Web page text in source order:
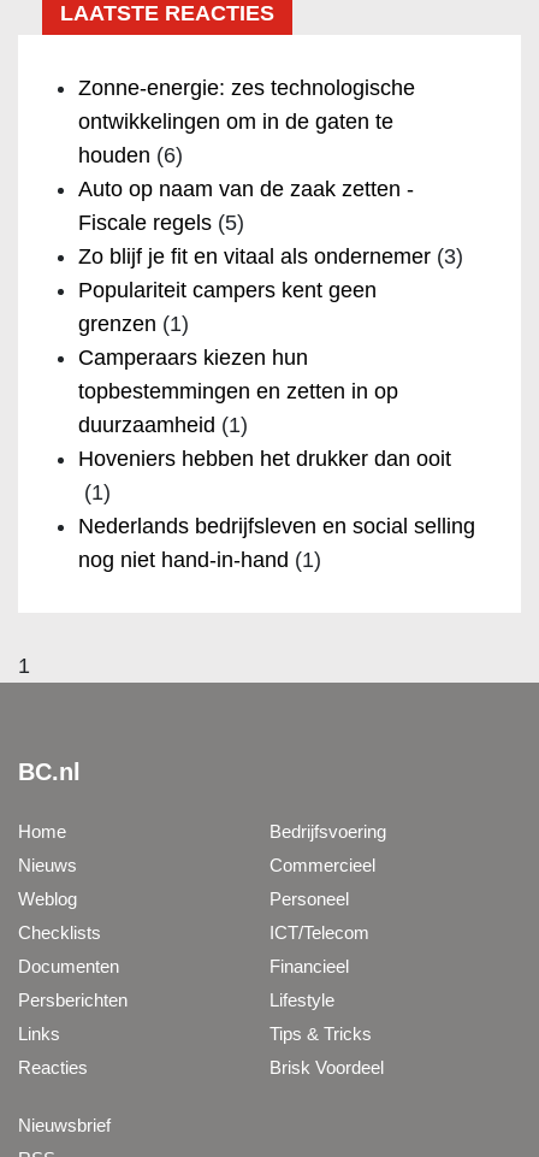
LAATSTE REACTIES
Zonne-energie: zes technologische
ontwikkelingen om in de gaten te
houden (6)
Auto op naam van de zaak zetten -
Fiscale regels (5)
Zo blijf je fit en vitaal als ondernemer (3)
Populariteit campers kent geen
grenzen (1)
Camperaars kiezen hun
topbestemmingen en zetten in op
duurzaamheid (1)
Hoveniers hebben het drukker dan ooit
(1)
Nederlands bedrijfsleven en social selling
nog niet hand-in-hand (1)
1
BC.nl
Home
Nieuws
Weblog
Checklists
Documenten
Persberichten
Links
Reacties
Bedrijfsvoering
Commercieel
Personeel
ICT/Telecom
Financieel
Lifestyle
Tips & Tricks
Brisk Voordeel
Nieuwsbrief